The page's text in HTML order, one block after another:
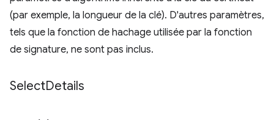
(par exemple, la longueur de la clé). D'autres paramètres,
tels que la fonction de hachage utilisée par la fonction
de signature, ne sont pas inclus.
SelectDetails